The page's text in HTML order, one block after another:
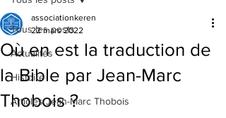
Tous les posts
Actualités
Histoire
Articles Jean-Marc Thobois
Où en est la traduction de
la Bible par Jean-Marc
Thobois ?
associationkeren
22 mars 2022